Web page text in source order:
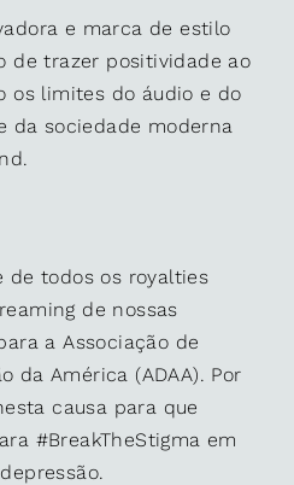
e marca de estilo
de trazer positividade ao
os limites do áudio e do
da sociedade moderna
de todos os royalties
de nossas
a Associação de
da América (ADAA). Por
causa para que
#BreakTheStigma em